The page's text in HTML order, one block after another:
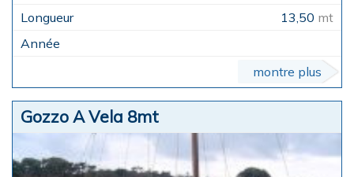
13,50 mt
montre plus
Gozzo A Vela 8mt